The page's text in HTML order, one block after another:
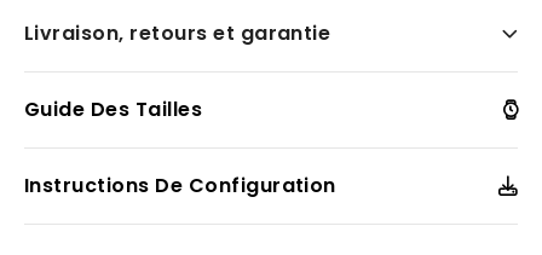
Livraison, retours et garantie
Guide Des Tailles
Instructions De Configuration